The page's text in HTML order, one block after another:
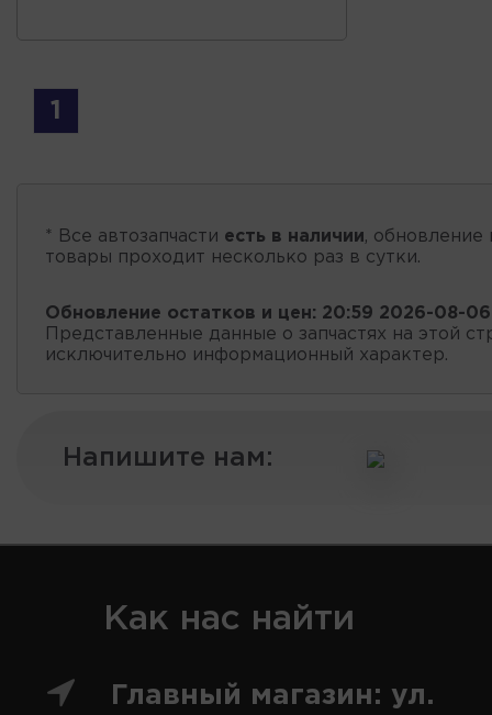
1
* Все автозапчасти есть в наличии, обновление
товары проходит несколько раз в сутки.
Обновление остатков и цен: 20:59 2026-08-06
Представленные данные о запчастях на этой
исключительно информационный характер.
Напишите нам:
Как нас найти
Главный магазин: ул.